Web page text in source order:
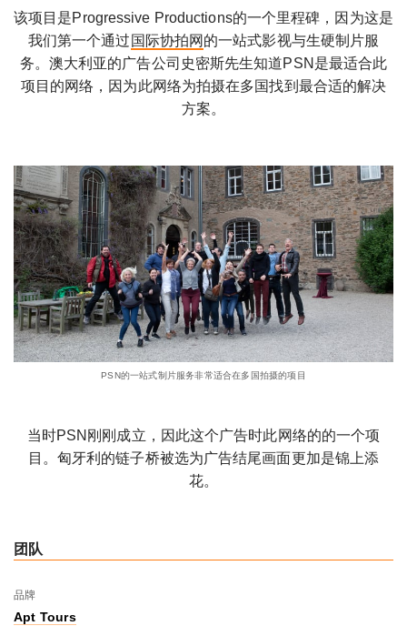
该项目是Progressive Productions的一个里程碑，因为这是
我们第一个通过 国际协拍网 的一站式影视与生硬制片服
务。澳大利亚的广告公司史密斯先生知道PSN是最适合此
项目的网络，因为此网络为拍摄在多国找到最合适的解决
方案。
PSN的一站式制片服务非常适合在多国拍摄的项目
当时PSN刚刚成立，因此这个广告时此网络的的一个项
目。匈牙利的链子桥被选为广告结尾画面更加是锦上添
花。
团队
品牌
Apt Tours